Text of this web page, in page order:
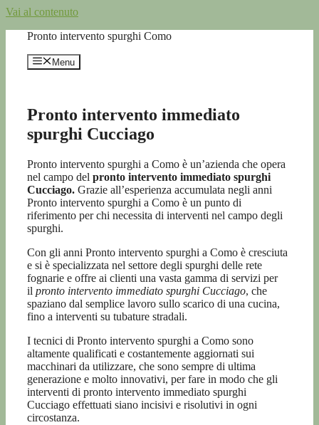
Vai al contenuto
Pronto intervento spurghi Como
Menu
Pronto intervento immediato
spurghi Cucciago
Pronto intervento spurghi a Como è un’azienda che opera
nel campo del pronto intervento immediato spurghi
Cucciago. Grazie all’esperienza accumulata negli anni
Pronto intervento spurghi a Como è un punto di
riferimento per chi necessita di interventi nel campo degli
spurghi.
Con gli anni Pronto intervento spurghi a Como è cresciuta
e si è specializzata nel settore degli spurghi delle rete
fognarie e offre ai clienti una vasta gamma di servizi per
il pronto intervento immediato spurghi Cucciago, che
spaziano dal semplice lavoro sullo scarico di una cucina,
fino a interventi su tubature stradali.
I tecnici di Pronto intervento spurghi a Como sono
altamente qualificati e costantemente aggiornati sui
macchinari da utilizzare, che sono sempre di ultima
generazione e molto innovativi, per fare in modo che gli
interventi di pronto intervento immediato spurghi
Cucciago effettuati siano incisivi e risolutivi in ogni
circostanza.